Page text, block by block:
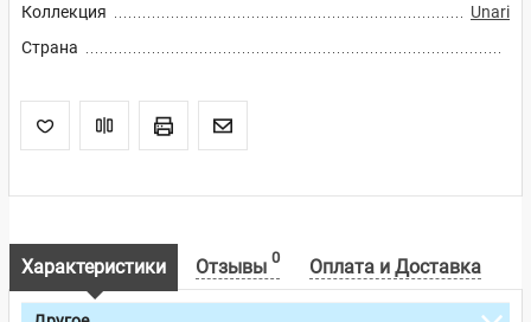
Коллекция
Unari
Страна
Характеристики Отзывы 0 Оплата и Доставка